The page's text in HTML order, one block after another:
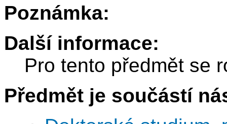
Poznámka:
Další informace:
Pro tento předmět se
Předmět je součástí